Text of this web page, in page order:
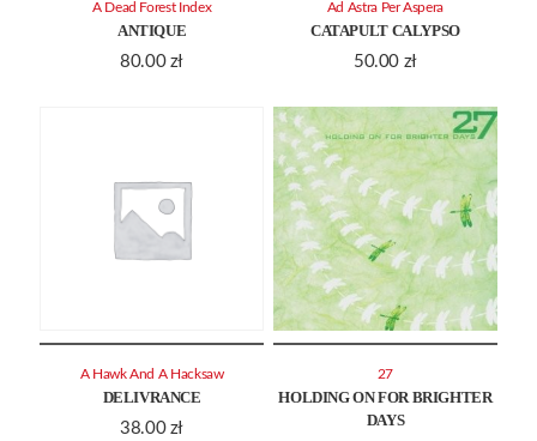
ANTIQUE
80.00 zł
A Dead Forest Index
CATAPULT CALYPSO
50.00 zł
Ad Astra Per Aspera
DELIVRANCE
38.00 zł
A Hawk And A Hacksaw
HOLDING ON FOR BRIGHTER
DAYS
27